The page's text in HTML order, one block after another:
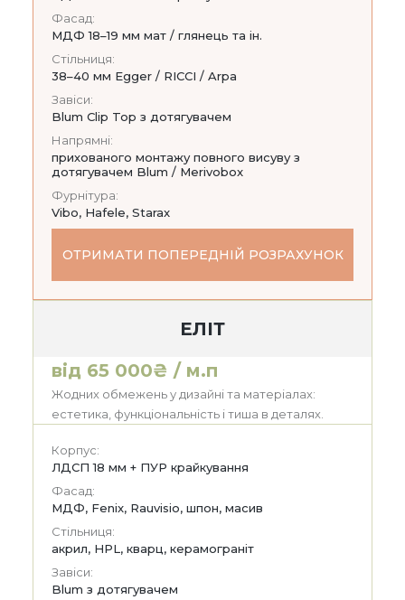
Фасад:
МДФ 18–19 мм мат / глянець та ін.
Стільниця:
38–40 мм Egger / RICCI / Arpa
Завіси:
Blum Clip Top з дотягувачем
Напрямні:
прихованого монтажу повного висуву з
дотягувачем Blum / Merivobox
Фурнітура:
Vibo, Hafele, Starax
ОТРИМАТИ ПОПЕРЕДНІЙ РОЗРАХУНОК
ЕЛІТ
від 65 000₴ / м.п
Жодних обмежень у дизайні та матеріалах:
естетика, функціональність і тиша в деталях.
Корпус:
ЛДСП 18 мм + ПУР крайкування
Фасад:
МДФ, Fenix, Rauvisio, шпон, масив
Стільниця:
акрил, HPL, кварц, керамограніт
Завіси:
Blum з дотягувачем